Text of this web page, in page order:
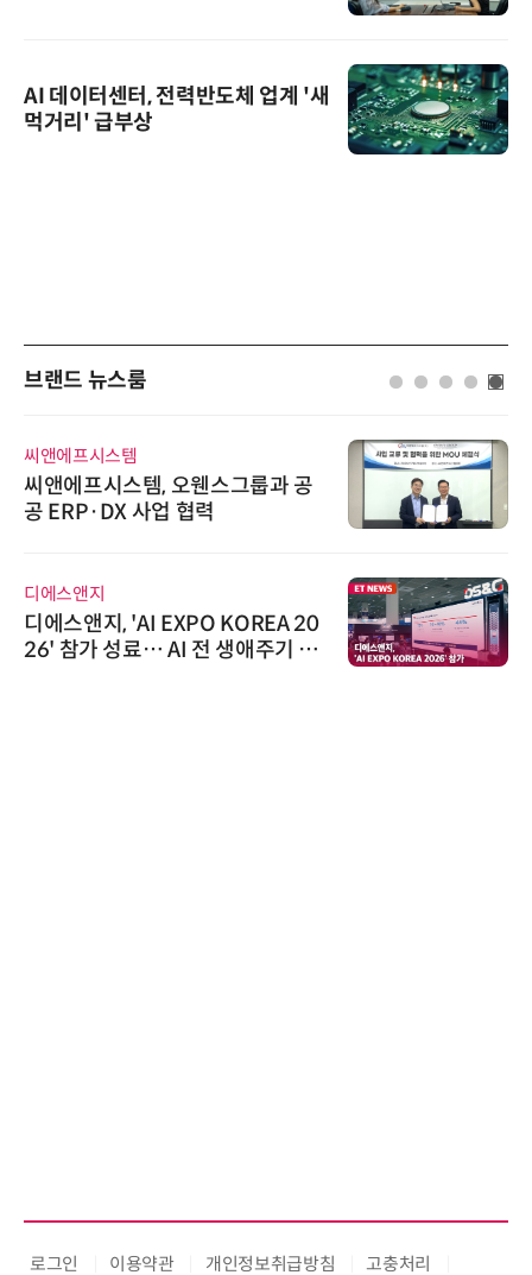
AI 데이터센터, 전력반도체 업계 '새
먹거리' 급부상
브랜드 뉴스룸
씨앤에프시스템
씨앤에프시스템, 오웬스그룹과 공
공 ERP·DX 사업 협력
디에스앤지
디에스앤지, 'AI EXPO KOREA 20
26' 참가 성료… AI 전 생애주기 아
로그인 이용약관 개인정보취급방침 고충처리